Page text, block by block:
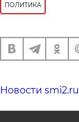
ПОЛИТИКА
Новости smi2.ru